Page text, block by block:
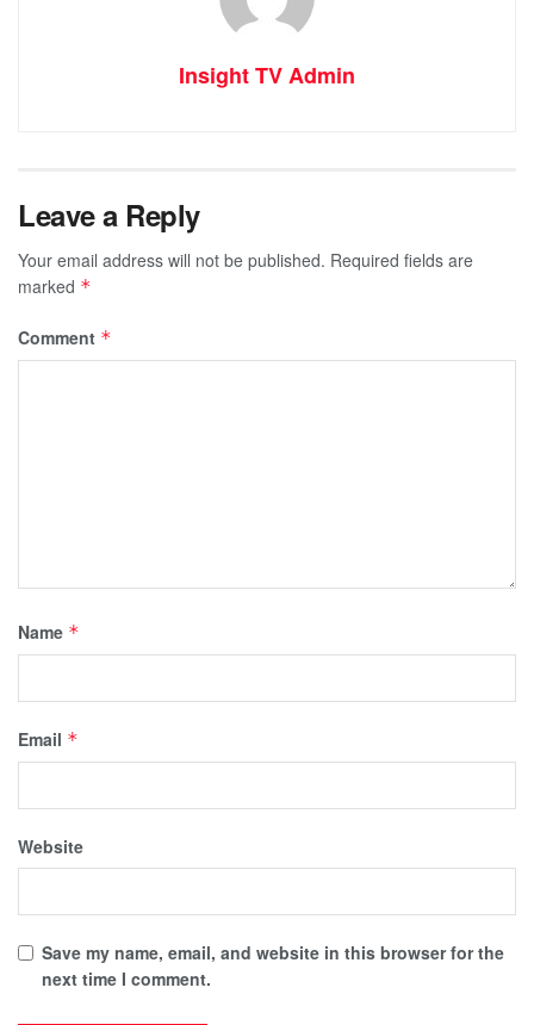
Insight TV Admin
Leave a Reply
Your email address will not be published. Required fields are
marked *
Comment *
Name *
Email *
Website
Save my name, email, and website in this browser for the
next time I comment.